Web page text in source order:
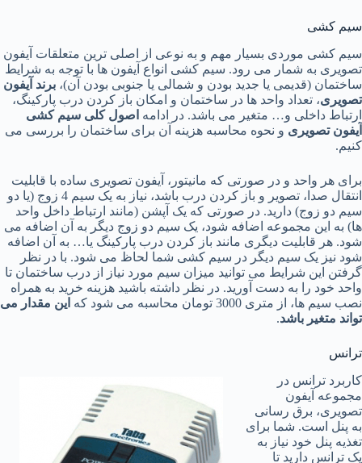
سیم کشی
سیم کشی موردی بسیار مهم و به نوعی از اصلی ترین متعلقات آیفون
تصویری به شمار می رود. سیم کشی انواع آیفون ها با توجه به شرایط
ساختمان (قدیمی یا جدید بودن و شمالی یا جنوبی بودن آن)، برند آیفون
تصویری، تعداد واحد ها در ساختمان و امکان باز کردن درب پارکینگ،
ارتباط داخلی و… متغیر می باشد. در ادامه اصول کلی سیم کشی
آیفون تصویری و نحوه محاسبه هزینه آن برای ساختمان را بررسی می
کنیم.
برای هر واحد و در صورتی که مانیتور، آیفون تصویری ساده با قابلیت
انتقال صدا، تصویر و باز کردن درب باشد، نیاز به یک سیم 4 زوج (یا دو
سیم دو زوج) دارید. در صورتی که یک آپشن (مانند ارتباط داخل واحد
ها) به این مجموعه اضافه شود، یک سیم دو زوج دیگر به آن اضافه می
شود. هر قابلیت دیگری مانند باز کردن درب پارکینگ یا… به آن اضافه
شود نیز یک سیم دیگر در سیم کشی شما لحاظ می شود. با در نظر
گرفتن این شرایط می توانید میزان سیم مورد نیاز از درب ساختمان تا
واحد خود را به دست آورید. در نظر داشته باشید هزینه خرید به همراه
نصب سیم ها، از متری 3000 تومان محاسبه می شود که
این مقدار می
تواند متغیر باشد.
ترانس
کاربرد ترانس در
مجموعه آیفون
تصویری، برق رسانی
به پنل است. شما برای
تغذیه پنل خود نیاز به
یک ترانس دارید تا